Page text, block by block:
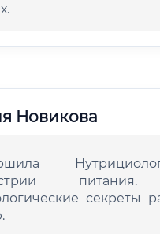
Новикова
питания.
секреты